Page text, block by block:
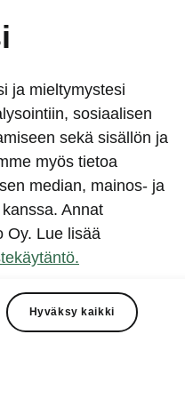
joka paljastaa
uuden automallin
suosittuun
automallin ulkonäön
edukseen
autonäyttelyssä
ja mieltymystesi
sosiaalisen
sekä sisällön ja
myös tietoa
median, mainos- ja
Annat
Oy. Lue lisää
Hyväksy kaikki